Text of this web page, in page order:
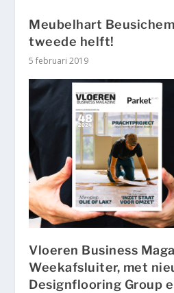
Meubelhart
tweede helft!
5 februari 2019
Vloeren Business
Weekafsluiter, met
Designflooring Group